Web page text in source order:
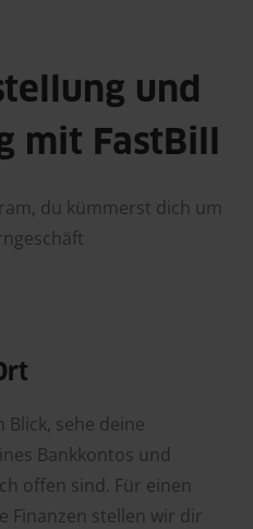
und
mit FastBill
du kümmerst dich um
Blick, sehe deine
Bankkontos und
offen sind. Für einen
Finanzen stellen wir dir